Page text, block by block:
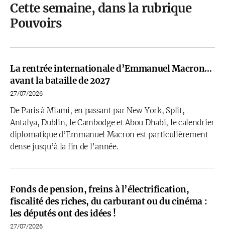
Cette semaine, dans la rubrique
Pouvoirs
La rentrée internationale d’Emmanuel Macron…
avant la bataille de 2027
27/07/2026
De Paris à Miami, en passant par New York, Split,
Antalya, Dublin, le Cambodge et Abou Dhabi, le calendrier
diplomatique d’Emmanuel Macron est particulièrement
dense jusqu’à la fin de l’année.
Fonds de pension, freins à l’électrification,
fiscalité des riches, du carburant ou du cinéma :
les députés ont des idées !
27/07/2026